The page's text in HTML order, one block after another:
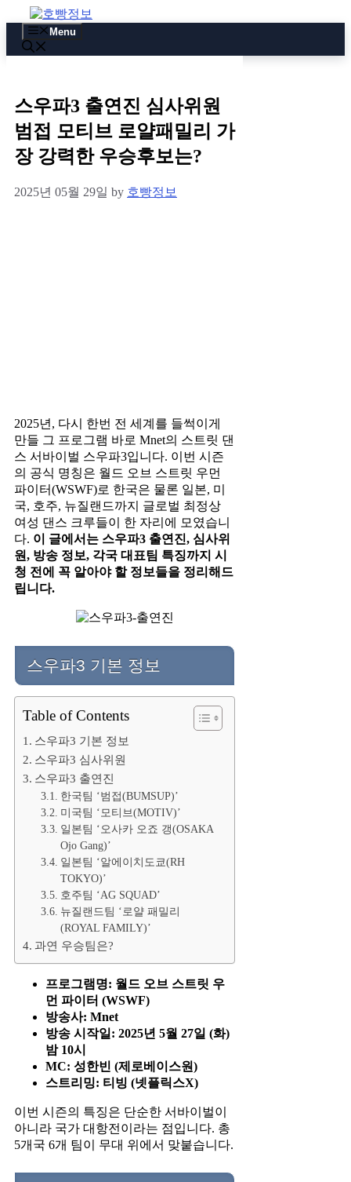
to
content
Menu
스우파3 출연진 심사위원
범접 모티브 로얄패밀리 가
장 강력한 우승후보는?
2025년 05월 29일 by 호빵정보
2025년, 다시 한번 전 세계를 들썩이게
만들 그 프로그램 바로 Mnet의 스트릿 댄
스 서바이벌 스우파3입니다. 이번 시즌
의 공식 명칭은 월드 오브 스트릿 우먼
파이터(WSWF)로 한국은 물론 일본, 미
국, 호주, 뉴질랜드까지 글로벌 최정상
여성 댄스 크루들이 한 자리에 모였습니
다. 이 글에서는 스우파3 출연진, 심사위
원, 방송 정보, 각국 대표팀 특징까지 시
청 전에 꼭 알아야 할 정보들을 정리해드
립니다.
스우파3 기본 정보
Table of Contents
스우파3 기본 정보
스우파3 심사위원
스우파3 출연진
한국팀 ‘범접(BUMSUP)’
미국팀 ‘모티브(MOTIV)’
일본팀 ‘오사카 오죠 갱(OSAKA
Ojo Gang)’
일본팀 ‘알에이치도쿄(RH
TOKYO)’
호주팀 ‘AG SQUAD’
뉴질랜드팀 ‘로얄 패밀리
(ROYAL FAMILY)’
과연 우승팀은?
프로그램명: 월드 오브 스트릿 우
먼 파이터 (WSWF)
방송사: Mnet
방송 시작일: 2025년 5월 27일 (화)
밤 10시
MC: 성한빈 (제로베이스원)
스트리밍: 티빙 (넷플릭스X)
이번 시즌의 특징은 단순한 서바이벌이
아니라 국가 대항전이라는 점입니다. 총
5개국 6개 팀이 무대 위에서 맞붙습니다.